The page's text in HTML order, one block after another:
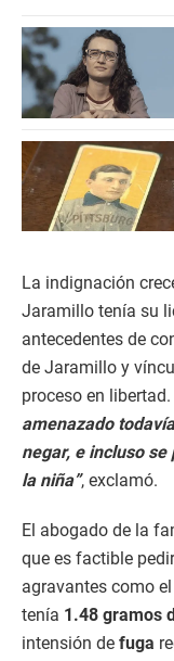
La indignación
Jaramillo tenía su
antecedentes de
de Jaramillo y
proceso en libertad.
amenazado
negar, e incluso
la niña”, exclamó.
El abogado de la
que es factible
agravantes como el
tenía 1.48 gramos
intensión de fuga